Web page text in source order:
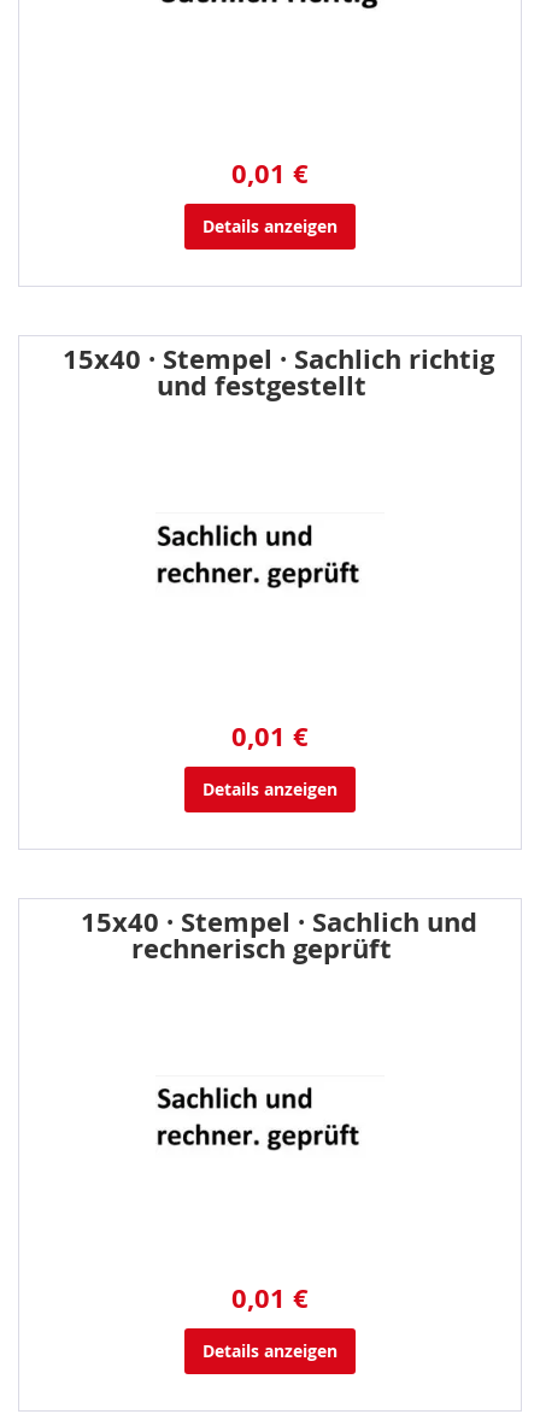
0,01 €
Details anzeigen
15x40 · Stempel · Sachlich richtig
und festgestellt
0,01 €
Details anzeigen
15x40 · Stempel · Sachlich und
rechnerisch geprüft
0,01 €
Details anzeigen